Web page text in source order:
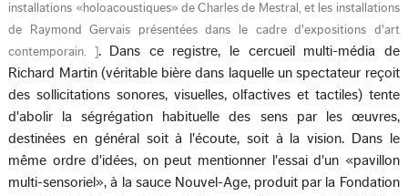
installations «holoacoustiques» de Charles de Mestral, et les installations
de Raymond Gervais présentées dans le cadre d'expositions d'art
contemporain.
. Dans ce registre, le cercueil multi-média de
Richard Martin (véritable bière dans laquelle un spectateur reçoit
des sollicitations sonores, visuelles, olfactives et tactiles) tente
d'abolir la ségrégation habituelle des sens par les œuvres,
destinées en général soit à l'écoute, soit à la vision. Dans le
même ordre d'idées, on peut mentionner l'essai d'un «pavillon
multi-sensoriel», à la sauce Nouvel-Age, produit par la Fondation